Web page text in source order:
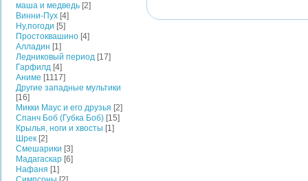
маша и медведь [2]
Винни-Пух [4]
Ну,погоди [5]
Простоквашино [4]
Алладин [1]
Ледниковый период [17]
Гарфилд [4]
Аниме [1117]
Другие западные мультики
[16]
Микки Маус и его друзья [2]
Спанч Боб (Губка Боб) [15]
Крылья, ноги и хвосты [1]
Шрек [2]
Смешарики [3]
Мадагаскар [6]
Нафаня [1]